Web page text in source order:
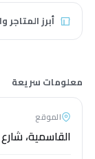
أبرز المتاجر
معلومات سريعة
الموقع
القاسمية،